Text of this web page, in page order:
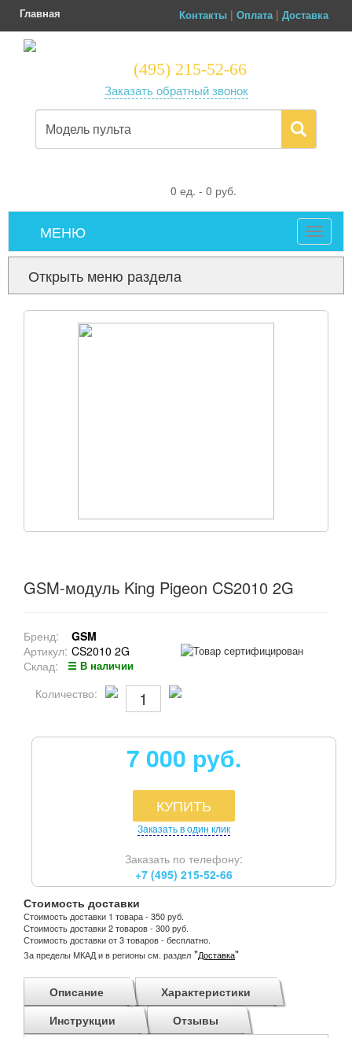
Главная Контакты | Оплата | Доставка
(495) 215-52-66
Заказать обратный звонок
0 ед. - 0 руб.
Toggle
МЕНЮ
Открыть меню раздела
GSM-модуль King Pigeon CS2010 2G
Бренд:
GSM
Артикул: CS2010 2G
Склад:
☰ В наличии
Количество:
7 000 руб.
КУПИТЬ
Заказать в один клик
Заказать по телефону:
+7 (495) 215-52-66
Стоимость доставки
Стоимость доставки 1 товара - 350 руб.
Стоимость доставки 2 товаров - 300 руб.
Стоимость доставки от 3 товаров - бесплатно.
За пределы МКАД и в регионы см. раздел "Доставка"
Описание
Характеристики
Инструкции
Отзывы